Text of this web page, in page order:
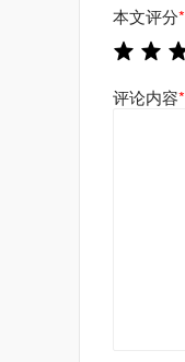
本文评分*
评论内容*